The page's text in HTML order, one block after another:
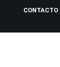
CONTACTO